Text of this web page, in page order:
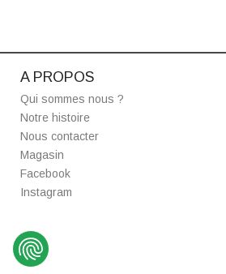
A PROPOS
Qui sommes nous ?
Notre histoire
Nous contacter
Magasin
Facebook
Instagram